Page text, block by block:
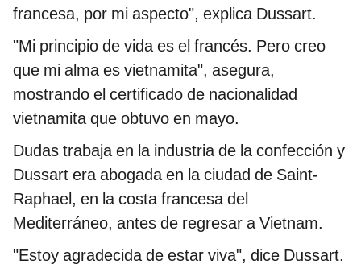
francesa, por mi aspecto", explica Dussart.
"Mi principio de vida es el francés. Pero creo
que mi alma es vietnamita", asegura,
mostrando el certificado de nacionalidad
vietnamita que obtuvo en mayo.
Dudas trabaja en la industria de la confección y
Dussart era abogada en la ciudad de Saint-
Raphael, en la costa francesa del
Mediterráneo, antes de regresar a Vietnam.
"Estoy agradecida de estar viva", dice Dussart.